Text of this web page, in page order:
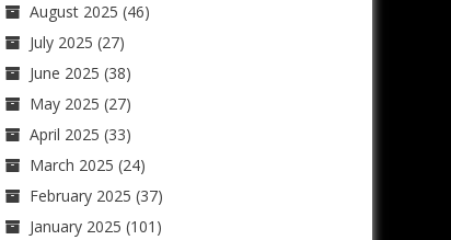
August 2025 (46)
July 2025 (27)
June 2025 (38)
May 2025 (27)
April 2025 (33)
March 2025 (24)
February 2025 (37)
January 2025 (101)